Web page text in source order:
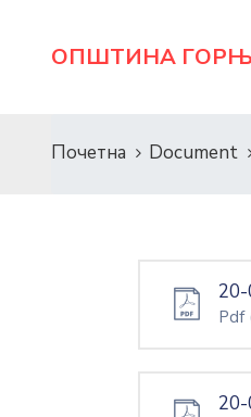
ОПШТИНА
Почетна Document
Pdf